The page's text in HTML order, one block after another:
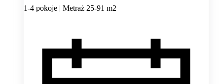
1-4 pokoje | Metraż 25-91 m2